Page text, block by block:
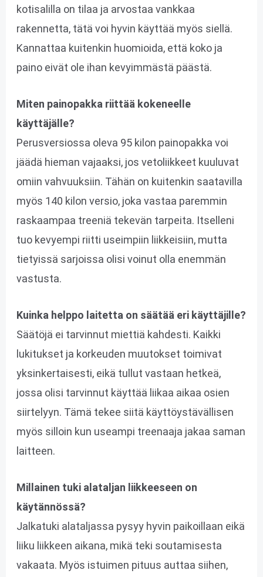
kotisalilla on tilaa ja arvostaa vankkaa
rakennetta, tätä voi hyvin käyttää myös siellä.
Kannattaa kuitenkin huomioida, että koko ja
paino eivät ole ihan kevyimmästä päästä.
Miten painopakka riittää kokeneelle
käyttäjälle?
Perusversiossa oleva 95 kilon painopakka voi
jäädä hieman vajaaksi, jos vetoliikkeet kuuluvat
omiin vahvuuksiin. Tähän on kuitenkin saatavilla
myös 140 kilon versio, joka vastaa paremmin
raskaampaa treeniä tekevän tarpeita. Itselleni
tuo kevyempi riitti useimpiin liikkeisiin, mutta
tietyissä sarjoissa olisi voinut olla enemmän
vastusta.
Kuinka helppo laitetta on säätää eri käyttäjille?
Säätöjä ei tarvinnut miettiä kahdesti. Kaikki
lukitukset ja korkeuden muutokset toimivat
yksinkertaisesti, eikä tullut vastaan hetkeä,
jossa olisi tarvinnut käyttää liikaa aikaa osien
siirtelyyn. Tämä tekee siitä käyttöystävällisen
myös silloin kun useampi treenaaja jakaa saman
laitteen.
Millainen tuki alataljan liikkeeseen on
käytännössä?
Jalkatuki alataljassa pysyy hyvin paikoillaan eikä
liiku liikkeen aikana, mikä teki soutamisesta
vakaata. Myös istuimen pituus auttaa siihen,